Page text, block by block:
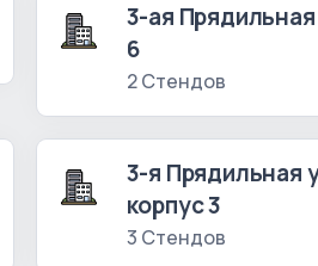
3-ая
6
2 Стендов
3-я Прядильная
корпус 3
3 Стендов